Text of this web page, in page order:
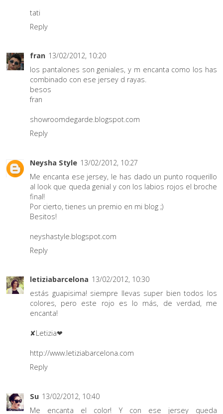
tati
Reply
fran 13/02/2012, 10:20
los pantalones son geniales, y m encanta como los has
combinado con ese jersey d rayas.
besos
fran
showroomdegarde.blogspot.com
Reply
Neysha Style 13/02/2012, 10:27
Me encanta ese jersey, le has dado un punto roquerillo
al look que queda genial y con los labios rojos el broche
final!
Por cierto, tienes un premio en mi blog ;)
Besitos!
neyshastyle.blogspot.com
Reply
letiziabarcelona 13/02/2012, 10:30
estás guapisima! siempre llevas super bien todos los
colores, pero este rojo es lo más, de verdad, me
encanta!
✘Letizia❤
http://www.letiziabarcelona.com
Reply
Su 13/02/2012, 10:40
Me encanta el color! Y con ese jersey queda